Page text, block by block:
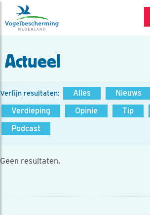
Actueel
Verfijn resultaten: Alles Nieuws
Verdieping
Opinie Tip
Podcast
Geen resultaten.